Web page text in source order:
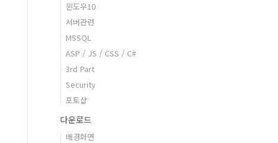
윈도우10
서버관련
MSSQL
ASP / JS / CSS / C#
3rd Part
Security
포토샵
다운로드
배경화면